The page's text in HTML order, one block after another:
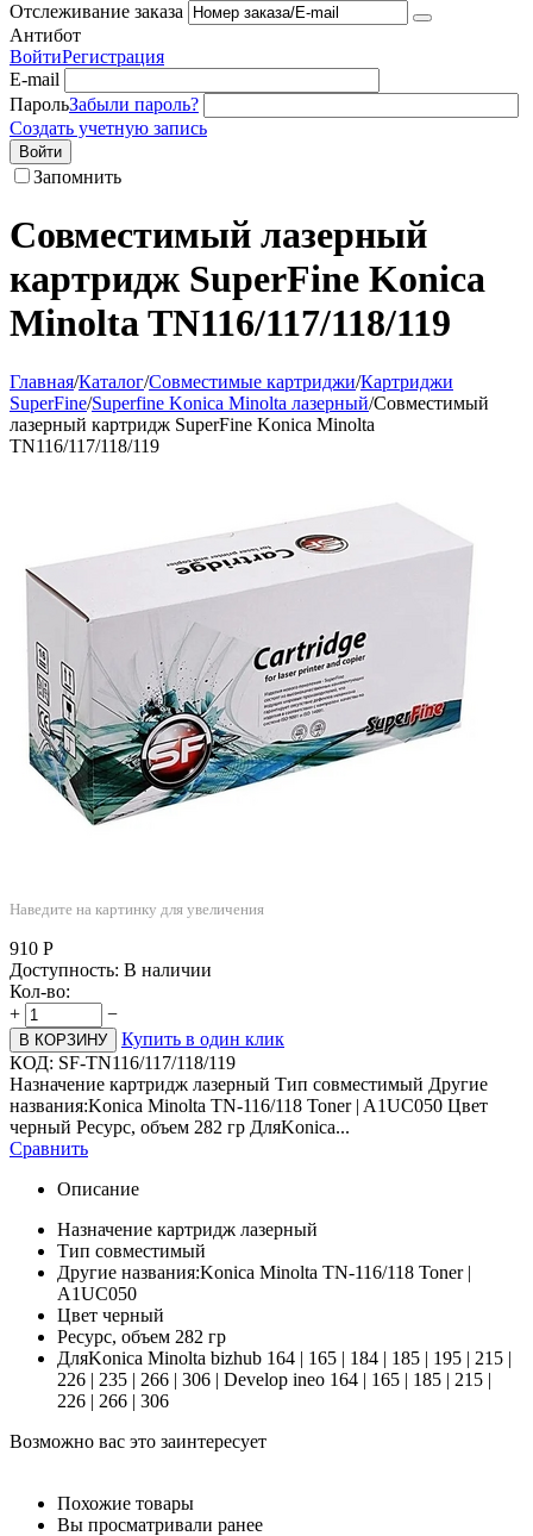
Отслеживание заказа
Антибот
ВойтиРегистрация
E-mail
ПарольЗабыли пароль?
Создать учетную запись
Войти
Запомнить
Совместимый лазерный
картридж SuperFine Konica
Minolta TN116/117/118/119
Главная/Каталог/Совместимые картриджи/Картриджи
SuperFine/Superfine Konica Minolta лазерный/Совместимый
лазерный картридж SuperFine Konica Minolta
TN116/117/118/119
Наведите на картинку для увеличения
910 Р
Доступность: В наличии
Кол-во:
+
−
В КОРЗИНУ
Купить в один клик
КОД: SF-TN116/117/118/119
Назначение картридж лазерный Тип совместимый Другие
названия:Konica Minolta TN-116/118 Toner | A1UC050 Цвет
черный Ресурс, объем 282 гр ДляKonica...
Сравнить
Описание
Назначение картридж лазерный
Тип совместимый
Другие названия:Konica Minolta TN-116/118 Toner |
A1UC050
Цвет черный
Ресурс, объем 282 гр
ДляKonica Minolta bizhub 164 | 165 | 184 | 185 | 195 | 215 |
226 | 235 | 266 | 306 | Develop ineo 164 | 165 | 185 | 215 |
226 | 266 | 306
Возможно вас это заинтересует
Похожие товары
Вы просматривали ранее